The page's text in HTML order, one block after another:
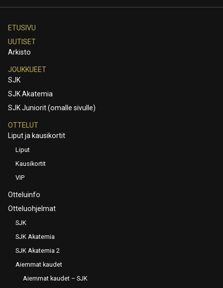
ETUSIVU
UUTISET
Arkisto
JOUKKUEET
SJK
SJK Akatemia
SJK Juniorit (omalle sivulle)
OTTELUT
Liput ja kausikortit
Liput
Kausikortit
VIP
Otteluinfo
Otteluohjelmat
SJK
SJK Akatemia
SJK Akatemia 2
Aiemmat kaudet
Aiemmat kaudet – SJK